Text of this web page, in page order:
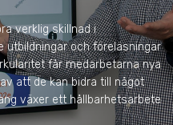
verklig skillnadi
utbildningar och föreläsningar
får medarbetarna nya
att de kan bidra till något
växer ett hållbarhetsarbete